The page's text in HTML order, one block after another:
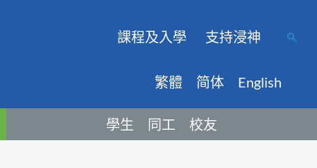
課程及入學 支持浸神
繁體 简体 English
學生 同工 校友